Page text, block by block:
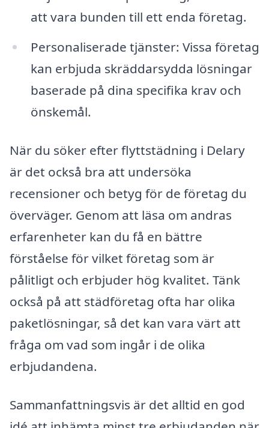
att vara bunden till ett enda företag.
Personaliserade tjänster: Vissa företag
kan erbjuda skräddarsydda lösningar
baserade på dina specifika krav och
önskemål.
När du söker efter flyttstädning i Delary
är det också bra att undersöka
recensioner och betyg för de företag du
överväger. Genom att läsa om andras
erfarenheter kan du få en bättre
förståelse för vilket företag som är
pålitligt och erbjuder hög kvalitet. Tänk
också på att städföretag ofta har olika
paketlösningar, så det kan vara värt att
fråga om vad som ingår i de olika
erbjudandena.
Sammanfattningsvis är det alltid en god